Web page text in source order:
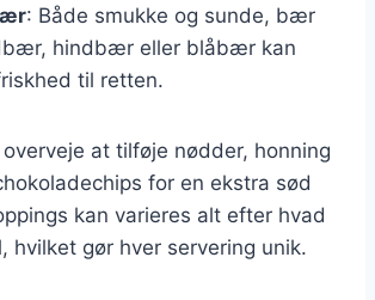
: Både smukke og sunde, bær
hindbær eller blåbær kan
til retten.
at tilføje nødder, honning
for en ekstra sød
kan varieres alt efter hvad
hvilket gør hver servering unik.